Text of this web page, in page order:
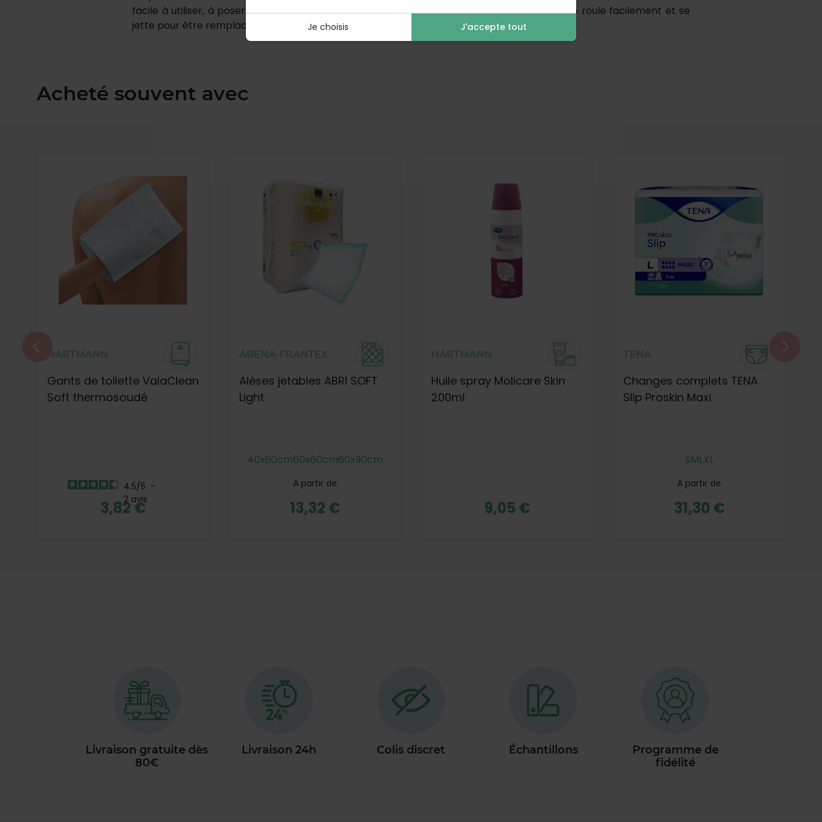
facile à utiliser, à poser sur la surface à protéger des écoulements, une fois souillée, elle se roule facilement et se
jette pour être remplacée.
Acheté souvent avec
HARTMANN
Gants de toilette ValaClean
Soft thermosoudé
4.5/5 -
2 avis
3,82 €
ABENA-FRANTEX
Alèses jetables ABRI SOFT
Light
40x60cm60x60cm60x90cm
A partir de
13,32 €
HARTMANN
Huile spray Molicare Skin
200ml
9,05 €
TENA
Changes complets TENA
Slip Proskin Maxi
SMLXL
A partir de
31,30 €
Livraison gratuite dès
80€
Livraison 24h Colis discret Échantillons
Programme de
fidélité
Je choisis J'accepte tout